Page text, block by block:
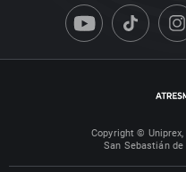
Copyright ©
San Sebastián